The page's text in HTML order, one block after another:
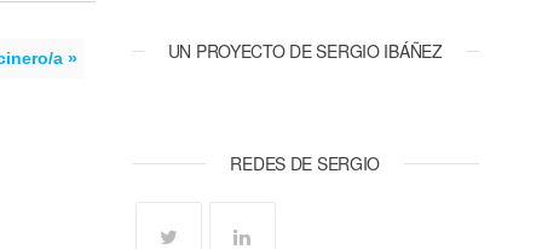
a » UN PROYECTO DE SERGIO IBÁÑEZ
REDES DE SERGIO